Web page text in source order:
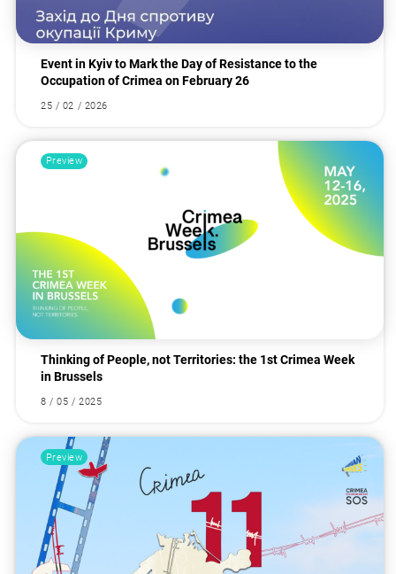
Search for:
Event in Kyiv to Mark the Day of Resistance to the
Occupation of Crimea on February 26
25 / 02 / 2026
Preview
Thinking of People, not Territories: the 1st Crimea Week
in Brussels
8 / 05 / 2025
Preview